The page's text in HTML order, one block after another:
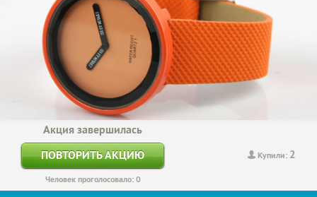
Купили: 2
Акция завершилась
ПОВТОРИТЬ АКЦИЮ
Человек проголосовало: 0